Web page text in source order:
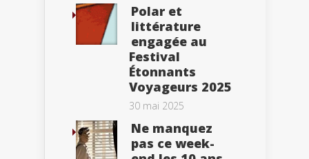
Polar et
littérature
engagée au
Festival
Étonnants
Voyageurs 2025
30 mai 2025
Ne manquez
pas ce week-